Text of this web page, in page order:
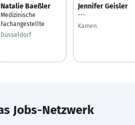
Natalie Baeßler
Medizinische
Fachangestellte
Düsseldorf
Jennifer Geisler
---
Kamen
Jobs-Netzwerk